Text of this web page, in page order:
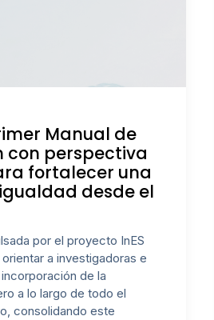
Manual de
con perspectiva
fortalecer una
desde el
por el proyecto InES
a investigadoras e
de la
a lo largo de todo el
consolidando este